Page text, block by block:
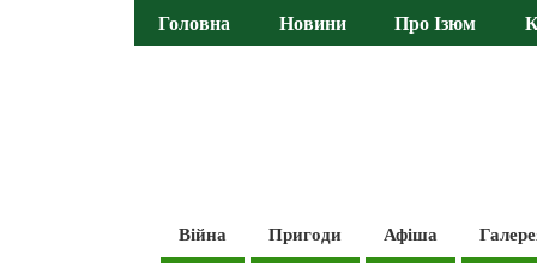
Головна Новини Про Ізюм
Війна Пригоди Афіша